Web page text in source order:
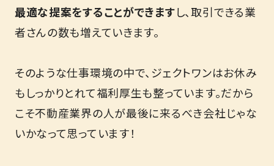
最適な提案をすることができますし、取引できる業
者さんの数も増えていきます。
そのような仕事環境の中で、ジェクトワンはお休み
もしっかりとれて福利厚生も整っています。だから
こそ不動産業界の人が最後に来るべき会社じゃな
いかなって思っています！